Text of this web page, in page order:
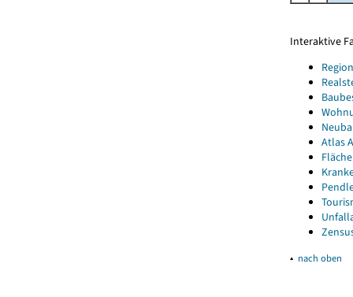
Interaktive
Atlas
▴ nach oben